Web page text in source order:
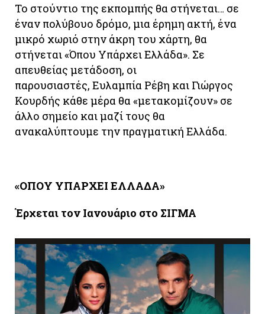
Το στούντιο της εκπομπής θα στήνεται… σε
έναν πολύβουο δρόμο, μια έρημη ακτή, ένα
μικρό χωριό στην άκρη του χάρτη, θα
στήνεται «Όπου Υπάρχει Ελλάδα». Σε
απευθείας μετάδοση, οι
παρουσιαστές, Ευλαμπία Ρέβη και Γιώργος
Κουρδής κάθε μέρα θα «μετακομίζουν» σε
άλλο σημείο και μαζί τους θα
ανακαλύπτουμε την πραγματική Ελλάδα.
«ΟΠΟΥ ΥΠΑΡΧΕΙ ΕΛΛΑΔΑ»
Έρχεται τον Ιανουάριο στο ΣΙΓΜΑ